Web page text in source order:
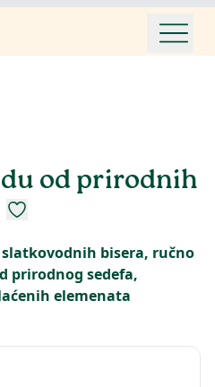
od prirodnih
bisera, ručno
prirodnog sedefa,